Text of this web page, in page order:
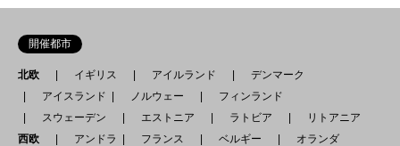
開催都市
北欧 イギリス アイルランド
デンマーク
アイスランド
ノルウェー
フィンランド
スウェーデン
エストニア ラトビア
リトアニア
西欧
アンドラ フランス ベルギー
オランダ